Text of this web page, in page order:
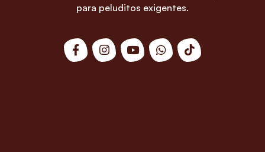
para peluditos exigentes.